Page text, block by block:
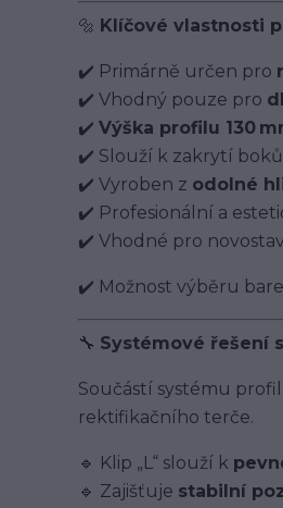
🔩 Klíčové vlastnosti
✔️ Primárně určen pro
✔️ Vhodný pouze pro
✔️ Výška profilu 130
✔️ Slouží k zakrytí boků
✔️ Vyroben z odolné
✔️ Profesionální a
✔️ Vhodné pro
✔️ Možnost výběru
🔧 Systémové řešení
Součástí systému
rektifikačního terče.
🔹 Klip „L“ slouží k
🔹 Zajišťuje stabilní